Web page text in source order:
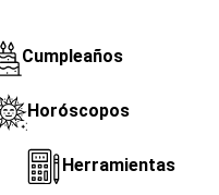
Cumpleaños
Horóscopos
Herramientas